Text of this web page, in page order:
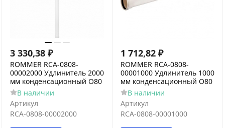
3 330,38 ₽
ROMMER RCA-0808-
00002000 Удлинитель 2000
мм конденсационный O80
В наличии
Артикул
RCA-0808-00002000
1 712,82 ₽
ROMMER RCA-0808-
00001000 Удлинитель 1000
мм конденсационный O80
В наличии
Артикул
RCA-0808-00001000